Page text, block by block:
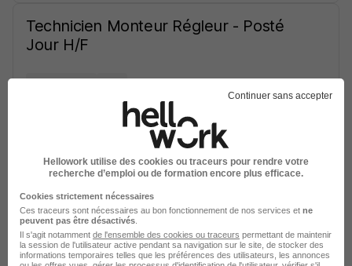
Technicien Monteur Régleur - Posté
Jour H/F
Cette offre n’est plus disponible depuis le 27/03/26
Directeur·trice des Ventes
Collectivités H/F
Flines-lez-Raches - 59 CDI
Cette offre n’est plus disponible depuis le 03/02/26
Continuer sans accepter
Hellowork utilise des cookies ou traceurs pour rendre votre
recherche d’emploi ou de formation encore plus efficace.
Cookies strictement nécessaires
Ces traceurs sont nécessaires au bon fonctionnement de nos services et ne
peuvent pas être désactivés
Il s'agit notamment de l'ensemble des cookies ou traceurs permettant de maintenir
la session de l'utilisateur active pendant sa navigation sur le site, de stocker des
informations temporaires telles que les préférences des utilisateurs, les annonces